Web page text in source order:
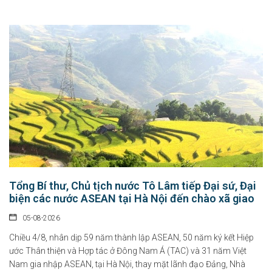
Tổng Bí thư, Chủ tịch nước Tô Lâm tiếp Đại sứ, Đại
biện các nước ASEAN tại Hà Nội đến chào xã giao
05-08-2026
Chiều 4/8, nhân dịp 59 năm thành lập ASEAN, 50 năm ký kết Hiệp
ước Thân thiện và Hợp tác ở Đông Nam Á (TAC) và 31 năm Việt
Nam gia nhập ASEAN, tại Hà Nội, thay mặt lãnh đạo Đảng, Nhà